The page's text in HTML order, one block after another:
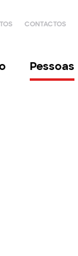
CONTACTOS
Pessoas